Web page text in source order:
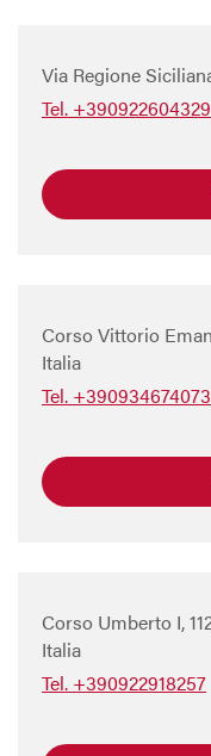
Via Regione
Tel. +390922604329
Corso Vittorio
Italia
Tel. +390934674073
Corso Umberto I,
Italia
Tel. +390922918257